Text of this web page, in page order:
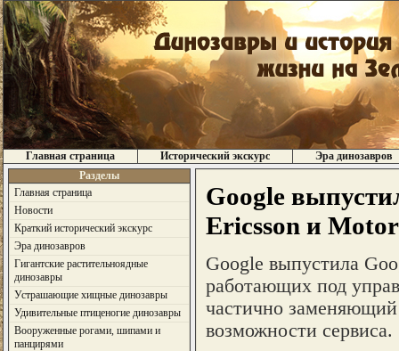
Главная страница Исторический экскурс
Эра динозавров
Разделы
Главная страница
Новости
Краткий исторический экскурс
Эра динозавров
Гигантские растительноядные
динозавры
Устрашающие хищные динозавры
Удивительные птиценогие динозавры
Вооруженные рогами, шипами и
панцирями
Google
Ericsson и
Google выпустила
работающих под
частично
возможности сервиса.